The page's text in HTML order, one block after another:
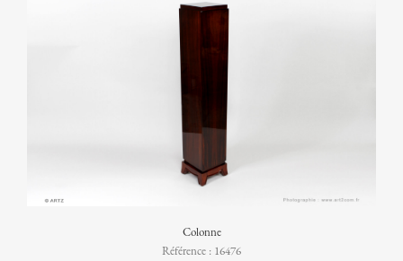
Colonne
Référence : 16476